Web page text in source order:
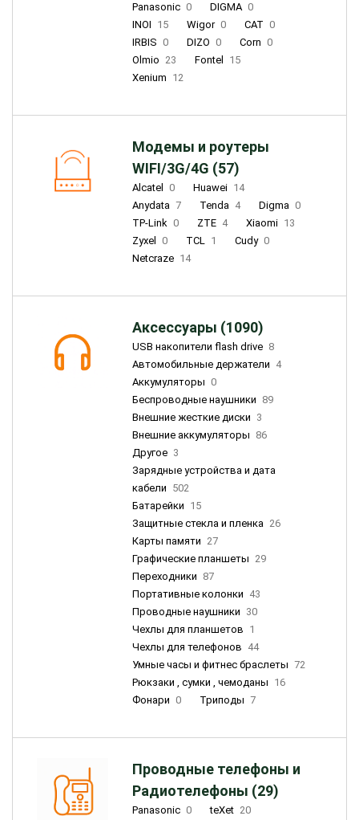
Panasonic 0 DIGMA 0
INOI 15 Wigor 0 CAT 0
IRBIS 0 DIZO 0 Corn 0
Olmio 23 Fontel
15
Xenium 12
Модемы и роутеры
WIFI/3G/4G (57)
Alcatel 0 Huawei 14
Anydata 7 Tenda 4 Digma 0
TP-Link 0 ZTE 4 Xiaomi 13
Zyxel
0 TCL 1 Cudy 0
Netcraze 14
Аксессуары (1090)
USB накопители flash drive 8
Автомобильные держатели 4
Аккумуляторы 0
Беспроводные наушники 89
Внешние жесткие диски 3
Внешние аккумуляторы 86
Другое 3
Зарядные устройства и дата
кабели 502
Батарейки 15
Защитные стекла и пленка 26
Карты памяти 27
Графические планшеты 29
Переходники 87
Портативные колонки 43
Проводные наушники 30
Чехлы для планшетов 1
Чехлы для телефонов 44
Умные часы и фитнес браслеты 72
Рюкзаки , сумки , чемоданы 16
Фонари 0 Триподы 7
Проводные телефоны и
Радиотелефоны (29)
Panasonic 0 teXet 20